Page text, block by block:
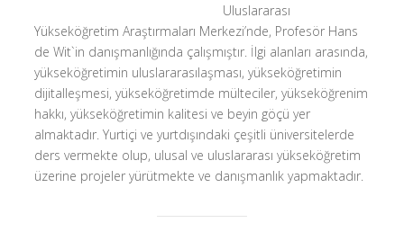
Uluslararası
Yükseköğretim Araştırmaları Merkezi’nde, Profesör Hans
de Wit`in danışmanlığında çalışmıştır. İlgi alanları arasında,
yükseköğretimin uluslararasılaşması, yükseköğretimin
dijitalleşmesi, yükseköğretimde mülteciler, yükseköğrenim
hakkı, yükseköğretimin kalitesi ve beyin göçü yer
almaktadır. Yurtiçi ve yurtdışındaki çeşitli üniversitelerde
ders vermekte olup, ulusal ve uluslararası yükseköğretim
üzerine projeler yürütmekte ve danışmanlık yapmaktadır.